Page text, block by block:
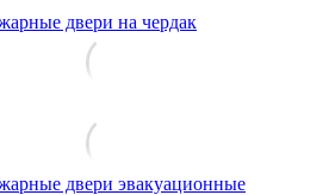
двери на чердак
двери эвакуационные